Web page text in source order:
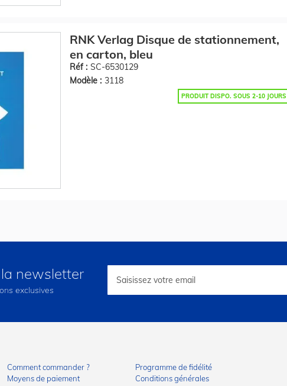
RNK Verlag Disque de stationnement,
en carton, bleu
Réf : SC-6530129
Modèle : 3118
PRODUIT DISPO. SOUS 2-10 JOURS
newsletter
exclusives
lettre
Comment commander ?
Moyens de paiement
Programme de fidélité
Conditions générales